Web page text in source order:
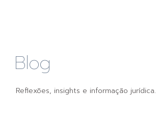
Blog
Reflexões, insights e informação jurídica.